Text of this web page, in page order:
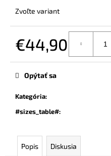
Zvoľte variant
€44,90
Kategória:
#sizes_table#:
Opýtať sa
Popis Diskusia